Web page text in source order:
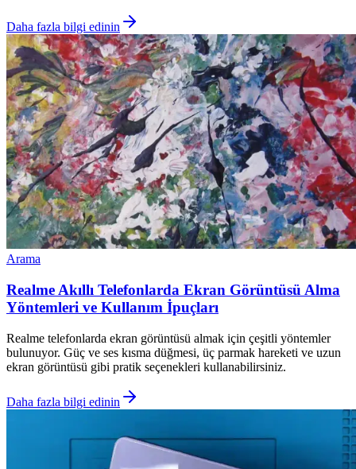
Daha fazla bilgi edinin
Arama
Realme Akıllı Telefonlarda Ekran Görüntüsü Alma
Yöntemleri ve Kullanım İpuçları
Realme telefonlarda ekran görüntüsü almak için çeşitli yöntemler
bulunuyor. Güç ve ses kısma düğmesi, üç parmak hareketi ve uzun
ekran görüntüsü gibi pratik seçenekleri kullanabilirsiniz.
Daha fazla bilgi edinin